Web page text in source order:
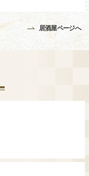
居酒屋ページへ